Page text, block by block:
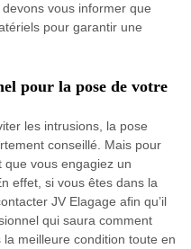
vous informer que
pour garantir une
pour la pose de votre
les intrusions, la pose
conseillé. Mais pour
que vous engagiez un
effet, si vous êtes dans la
JV Elagage afin qu’il
qui saura comment
meilleure condition toute en